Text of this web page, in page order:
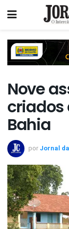
Nove
criados
Bahia
por Jornal